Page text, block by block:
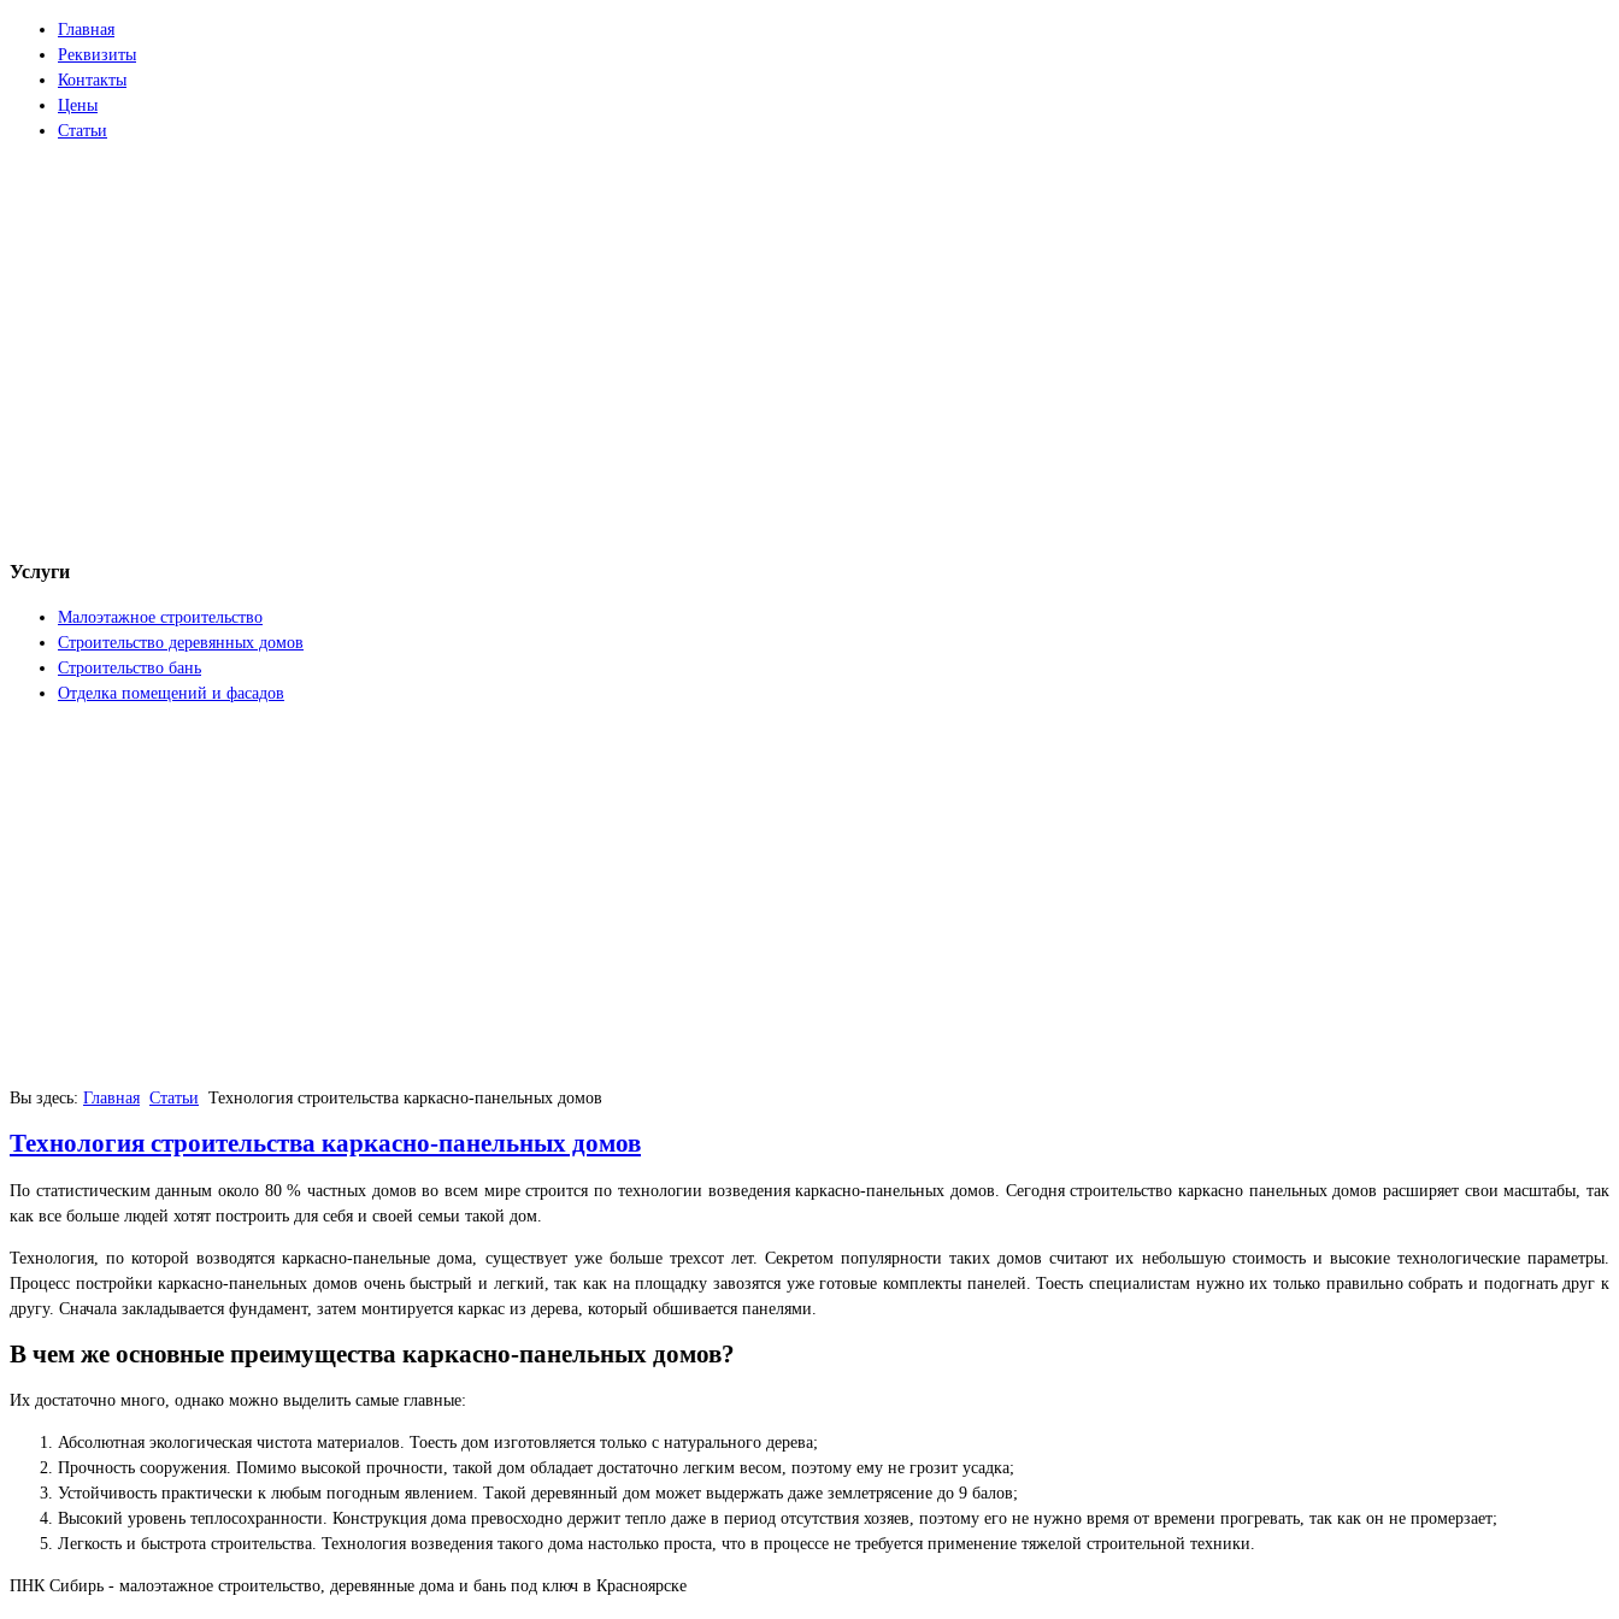
Главная
Реквизиты
Контакты
Цены
Статьи
Услуги
Малоэтажное строительство
Строительство деревянных домов
Строительство бань
Отделка помещений и фасадов
Вы здесь: Главная Статьи Технология строительства каркасно-панельных домов
Технология строительства каркасно-панельных домов
По статистическим данным около 80 % частных домов во всем мире строится по технологии возведения каркасно-панельных домов. Сегодня строительство каркасно панельных домов расширяет свои масштабы, так
как все больше людей хотят построить для себя и своей семьи такой дом.
Технология, по которой возводятся каркасно-панельные дома, существует уже больше трехсот лет. Секретом популярности таких домов считают их небольшую стоимость и высокие технологические параметры.
Процесс постройки каркасно-панельных домов очень быстрый и легкий, так как на площадку завозятся уже готовые комплекты панелей. Тоесть специалистам нужно их только правильно собрать и подогнать друг к
другу. Сначала закладывается фундамент, затем монтируется каркас из дерева, который обшивается панелями.
В чем же основные преимущества каркасно-панельных домов?
Их достаточно много, однако можно выделить самые главные:
Абсолютная экологическая чистота материалов. Тоесть дом изготовляется только с натурального дерева;
Прочность сооружения. Помимо высокой прочности, такой дом обладает достаточно легким весом, поэтому ему не грозит усадка;
Устойчивость практически к любым погодным явлением. Такой деревянный дом может выдержать даже землетрясение до 9 балов;
Высокий уровень теплосохранности. Конструкция дома превосходно держит тепло даже в период отсутствия хозяев, поэтому его не нужно время от времени прогревать, так как он не промерзает;
Легкость и быстрота строительства. Технология возведения такого дома настолько проста, что в процессе не требуется применение тяжелой строительной техники.
ПНК Сибирь - малоэтажное строительство, деревянные дома и бань под ключ в Красноярске